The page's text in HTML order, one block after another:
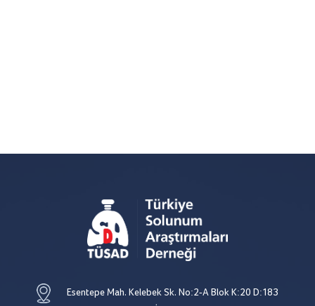
Esentepe Mah. Kelebek Sk. No:2-A Blok K:20 D:183